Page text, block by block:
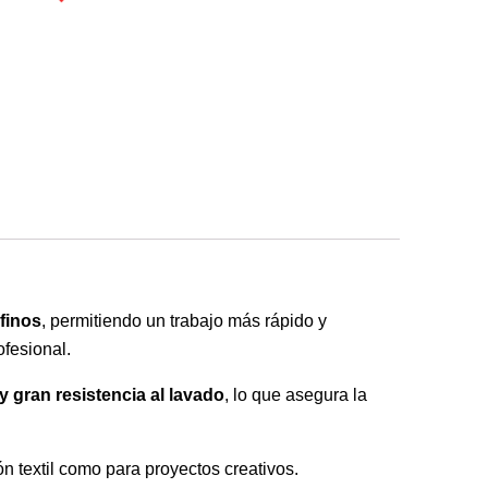
, permitiendo un trabajo más rápido y
gran resistencia al lavado, lo que asegura la
textil como para proyectos creativos.